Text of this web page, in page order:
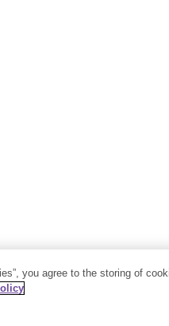
you agree to the storing of